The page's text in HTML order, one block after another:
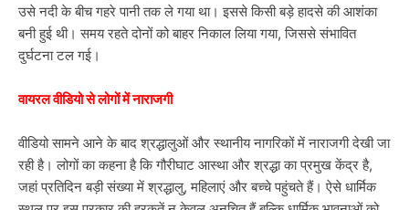
उसे नदी के बीच गहरे पानी तक ले गया था। इससे किसी बड़े हादसे की आशंका
बनी हुई थी। समय रहते दोनों को बाहर निकाल लिया गया, जिससे संभावित
दुर्घटना टल गई।
वायरल वीडियो से लोगों में नाराजगी
वीडियो सामने आने के बाद श्रद्धालुओं और स्थानीय नागरिकों में नाराजगी देखी जा
रही है। लोगों का कहना है कि गौरीघाट आस्था और श्रद्धा का प्रमुख केंद्र है,
जहां प्रतिदिन बड़ी संख्या में श्रद्धालु, महिलाएं और बच्चे पहुंचते हैं। ऐसे धार्मिक